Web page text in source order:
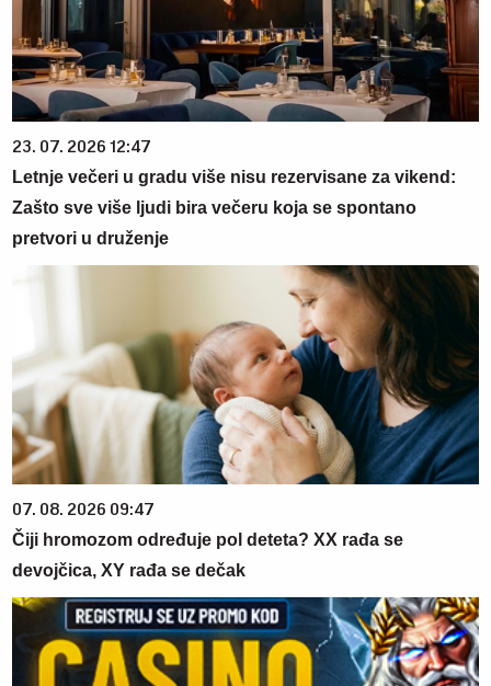
23. 07. 2026 12:47
Letnje večeri u gradu više nisu rezervisane za vikend:
Zašto sve više ljudi bira večeru koja se spontano
pretvori u druženje
07. 08. 2026 09:47
Čiji hromozom određuje pol deteta? XX rađa se
devojčica, XY rađa se dečak